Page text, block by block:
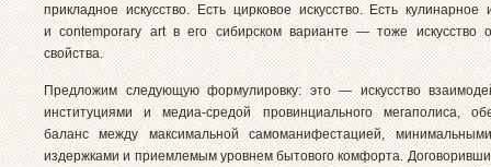
прикладное искусство. Есть цирковое искусство. Есть кулинарное
и contemporary art в его сибирском варианте — тоже искусство
свойства.
Предложим следующую формулировку: это — искусство
институциями и медиа-средой провинциального мегаполиса,
баланс между максимальной самоманифестацией,
издержками и приемлемым уровнем бытового комфорта.